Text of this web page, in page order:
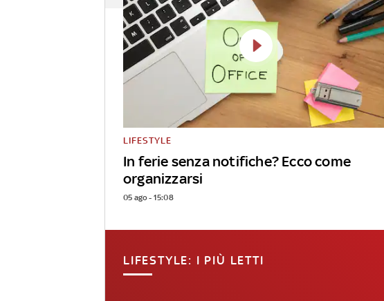
In ferie senza notifiche? Ecco come
organizzarsi
LIFESTYLE
05 ago - 15:08
LIFESTYLE: I PIÙ LETTI